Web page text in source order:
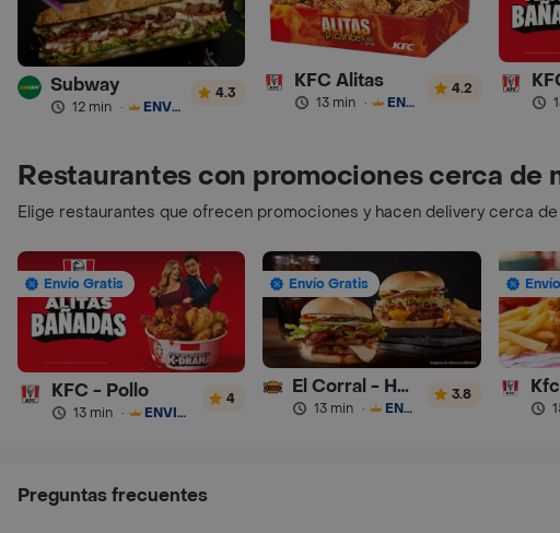
Subway
12 min · ENVÍO GRATIS
4.3
KFC Alitas
13 min · ENVÍO GRATIS
4.2
Restaurantes con promociones cerca de
Elige restaurantes que ofrecen promociones y hacen delivery cerca
Envío Gratis
KFC - Pollo
13 min · ENVÍO GRATIS
4
Envío Gratis
El Corral - Hamburguesa
13 min · ENVÍO GRATIS
3.8
Preguntas frecuentes